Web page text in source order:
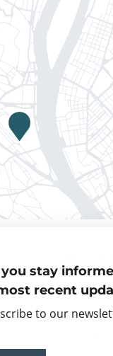
you stay
recent
to our
Visiting
Partner